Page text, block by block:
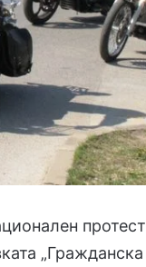
протест
„Гражданска